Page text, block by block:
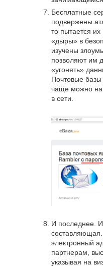
Бесплатные
подвержены
то пытается
«дыры» в
изучены
позволяют им
«угонять»
Почтовые
чаще можно
в сети.
И последнее.
составляющая.
электронный
партнерам,
указывая на